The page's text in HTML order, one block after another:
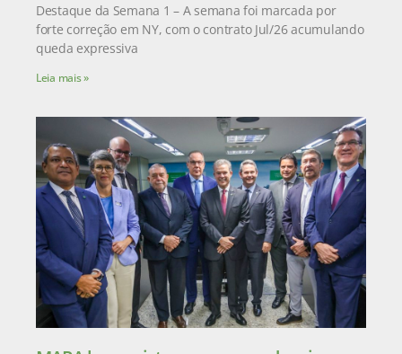
Destaque da Semana 1 – A semana foi marcada por
forte correção em NY, com o contrato Jul/26 acumulando
queda expressiva
Leia mais »